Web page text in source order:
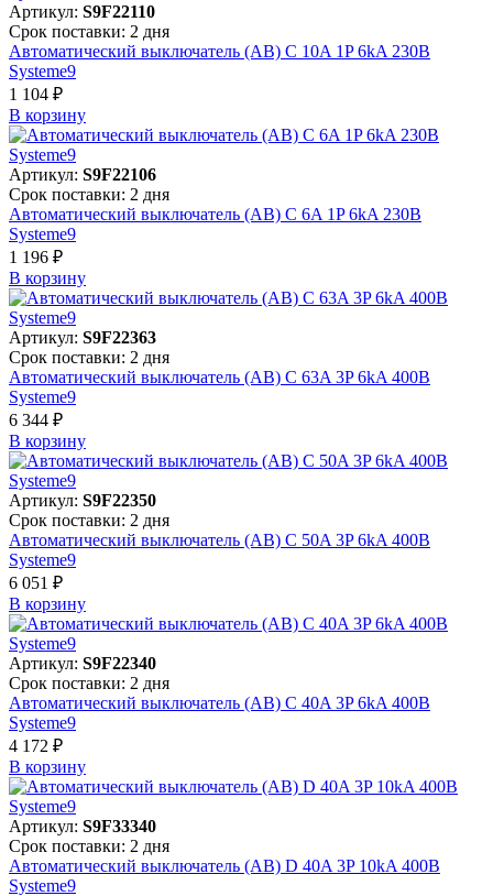
Артикул: S9F22110
Срок поставки: 2 дня
Автоматический выключатель (АВ) C 10A 1P 6kA 230В
Systeme9
1 104 ₽
В корзинy
Артикул: S9F22106
Срок поставки: 2 дня
Автоматический выключатель (АВ) C 6A 1P 6kA 230В
Systeme9
1 196 ₽
В корзинy
Артикул: S9F22363
Срок поставки: 2 дня
Автоматический выключатель (АВ) C 63A 3P 6kA 400В
Systeme9
6 344 ₽
В корзинy
Артикул: S9F22350
Срок поставки: 2 дня
Автоматический выключатель (АВ) C 50A 3P 6kA 400В
Systeme9
6 051 ₽
В корзинy
Артикул: S9F22340
Срок поставки: 2 дня
Автоматический выключатель (АВ) C 40A 3P 6kA 400В
Systeme9
4 172 ₽
В корзинy
Артикул: S9F33340
Срок поставки: 2 дня
Автоматический выключатель (АВ) D 40A 3P 10kA 400В
Systeme9